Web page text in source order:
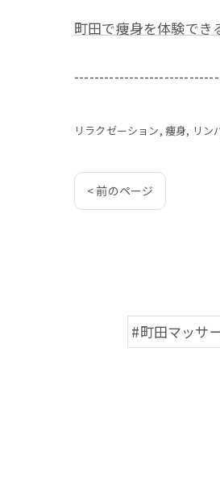
町田で痩身を体験でき
リラクゼーション 痩身 リン
< 前のページ
#町田マッサ